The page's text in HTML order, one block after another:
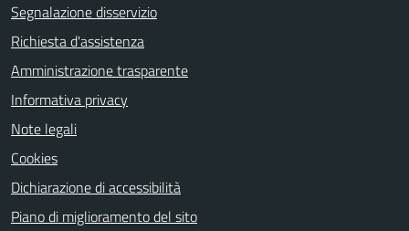
Segnalazione disservizio
Richiesta d'assistenza
Amministrazione trasparente
Informativa privacy
Note legali
Cookies
Dichiarazione di accessibilità
Piano di miglioramento del sito